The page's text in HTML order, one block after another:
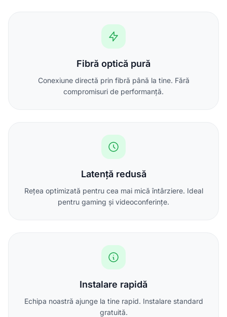
Fibră optică pură
Conexiune directă prin fibră până la tine. Fără
compromisuri de performanță.
Latență redusă
Rețea optimizată pentru cea mai mică întârziere. Ideal
pentru gaming și videoconferințe.
Instalare rapidă
Echipa noastră ajunge la tine rapid. Instalare standard
gratuită.